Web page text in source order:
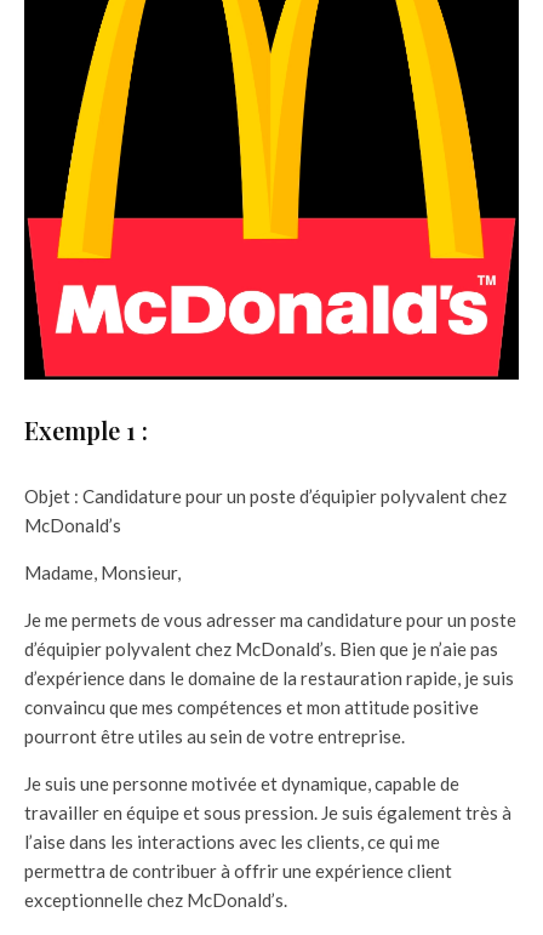
Exemple 1 :
Objet : Candidature pour un poste d’équipier polyvalent chez
McDonald’s
Madame, Monsieur,
Je me permets de vous adresser ma candidature pour un poste
d’équipier polyvalent chez McDonald’s. Bien que je n’aie pas
d’expérience dans le domaine de la restauration rapide, je suis
convaincu que mes compétences et mon attitude positive
pourront être utiles au sein de votre entreprise.
Je suis une personne motivée et dynamique, capable de
travailler en équipe et sous pression. Je suis également très à
l’aise dans les interactions avec les clients, ce qui me
permettra de contribuer à offrir une expérience client
exceptionnelle chez McDonald’s.